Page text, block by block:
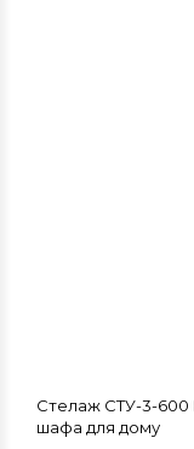
Стелаж СТУ-3-600
шафа для дому